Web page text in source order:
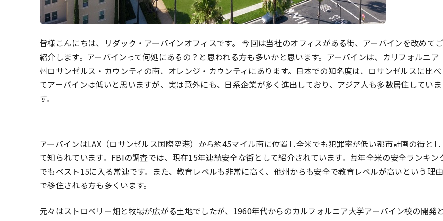
皆様こんにちは、リダック・アーバインオフィスです。 今回は当社のオフィスがある街、アーバインを改めてご
紹介します。アーバインって何処にあるの？と思われる方も多いかと思います。アーバインは、カリフォルニア
州ロサンゼルス・カウンティの南、オレンジ・カウンティにあります。日本での知名度は、ロサンゼルスに比べ
てアーバインは低いと思いますが、実は意外にも、日系企業が多く進出しており、アジア人も多数居住していま
す。
アーバインはLAX（ロサンゼルス国際空港）から約45マイル南に位置し全米でも犯罪率が低い都市計画の街とし
て知られています。FBIの調査では、現在15年連続安全な街として紹介されています。毎年全米の安全ランキン
でもベスト15に入る常連です。また、教育レベルも非常に高く、他州からも安全で教育レベルが高いという理由
で移住される方も多くいます。
元々はストロベリー畑と牧場が広がる土地でしたが、1960年代からのカルフォルニア大学アーバイン校の開発